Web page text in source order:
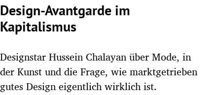
Untermenü
Design-Avantgarde im
Kapitalismus
Designstar Hussein Chalayan über Mode, in
der Kunst und die Frage, wie marktgetrieben
gutes Design eigentlich wirklich ist.